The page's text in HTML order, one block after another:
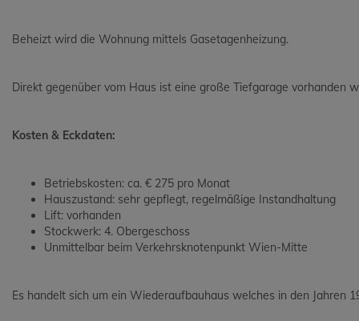
Beheizt wird die Wohnung mittels Gasetagenheizung.
Direkt gegenüber vom Haus ist eine große Tiefgarage vorhanden
Kosten & Eckdaten:
Betriebskosten: ca. € 275 pro Monat
Hauszustand: sehr gepflegt, regelmäßige Instandhaltung
Lift: vorhanden
Stockwerk: 4. Obergeschoss
Unmittelbar beim Verkehrsknotenpunkt Wien-Mitte
Es handelt sich um ein Wiederaufbauhaus welches in den Jahren